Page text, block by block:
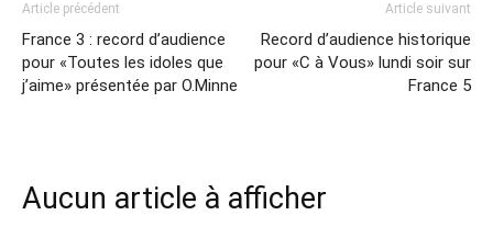
Article précédent
France 3 : record d’audience
pour «Toutes les idoles que
j’aime» présentée par O.Minne
Article suivant
Record d’audience historique
pour «C à Vous» lundi soir sur
France 5
Aucun article à afficher